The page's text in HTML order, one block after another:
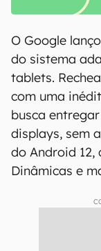
O Google
do sistema
tablets.
com uma
busca
displays, sem
do Android 12,
Dinâmicas e